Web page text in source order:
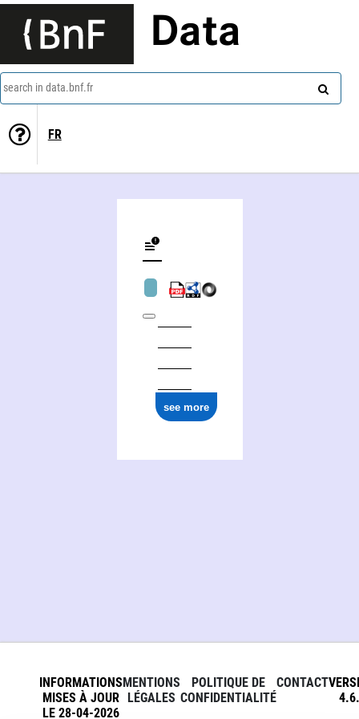
Data
search in data.bnf.fr
FR
see more
INFORMATIONS
MISES À JOUR
LE 28-04-2026
MENTIONS
LÉGALES
POLITIQUE DE
CONFIDENTIALITÉ
CONTACT